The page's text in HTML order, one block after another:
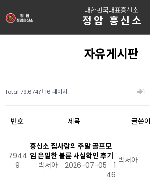
대한민국대표흥신소
정암 흥신소
자유게시판
Total 79,674건 16 페이지
번호 제목 글쓴이
7944
9
흥신소 집사람의 주말 골프모
임 은밀한 불륜 사실확인 후기
박서아
2026-07-05
1
46
박서아